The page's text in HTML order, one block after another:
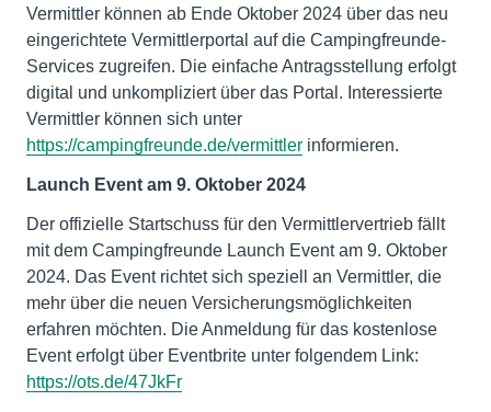
Vermittler können ab Ende Oktober 2024 über das neu
eingerichtete Vermittlerportal auf die Campingfreunde-
Services zugreifen. Die einfache Antragsstellung erfolgt
digital und unkompliziert über das Portal. Interessierte
Vermittler können sich unter
https://campingfreunde.de/vermittler informieren.
Launch Event am 9. Oktober 2024
Der offizielle Startschuss für den Vermittlervertrieb fällt
mit dem Campingfreunde Launch Event am 9. Oktober
2024. Das Event richtet sich speziell an Vermittler, die
mehr über die neuen Versicherungsmöglichkeiten
erfahren möchten. Die Anmeldung für das kostenlose
Event erfolgt über Eventbrite unter folgendem Link:
https://ots.de/47JkFr